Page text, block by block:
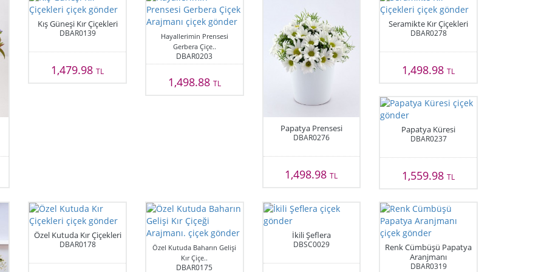
Kış Güneşi Kır Çiçekleri
DBAR0139
1,479.98TL
Hayallerimin Prensesi
Gerbera Çiçe..
DBAR0203
1,498.88 TL
Papatya Prensesi
DBAR0276
1,498.98TL
Seramikte Kır Çiçekleri
DBAR0278
1,498.98TL
Papatya Küresi
DBAR0237
1,559.98TL
Özel Kutuda Kır Çiçekleri
DBAR0178
Özel Kutuda Baharın Gelişi
Kır Çiçe..
DBAR0175
İkili Şeflera
DBSC0029
Renk Cümbüşü Papatya
Aranjmanı
DBAR0319